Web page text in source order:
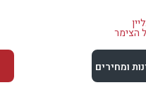
הצימר
ומחירים